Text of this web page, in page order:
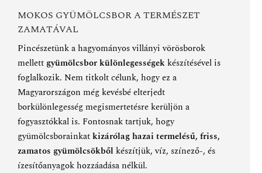
MOKOS GYÜMÖLCSBOR A TERMÉSZET
ZAMATÁVAL
Pincészetünk a hagyományos villányi vörösborok
mellett gyümölcsbor különlegességek készítésével is
foglalkozik. Nem titkolt célunk, hogy ez a
Magyarországon még kevésbé elterjedt
borkülönlegesség megismertetésre kerüljön a
fogyasztókkal is. Fontosnak tartjuk, hogy
gyümölcsborainkatkizárólag hazai termelésű, friss,
zamatos gyümölcsökből készítjük, víz, színező-, és
ízesítőanyagok hozzáadása nélkül.